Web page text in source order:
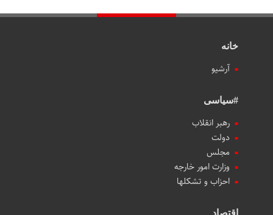
خانه
آرشیو
#سیاسی
رهبر انقلاب
دولت
مجلس
وزارت امور خارجه
احزاب و تشکلها
اقتصاد